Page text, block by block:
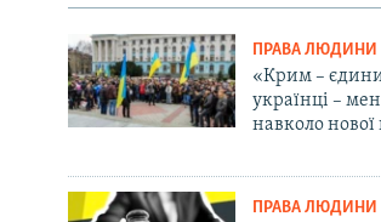
ПРАВА ЛЮДИНИ
«Крим –
українці –
навколо нової
ПРАВА ЛЮДИНИ